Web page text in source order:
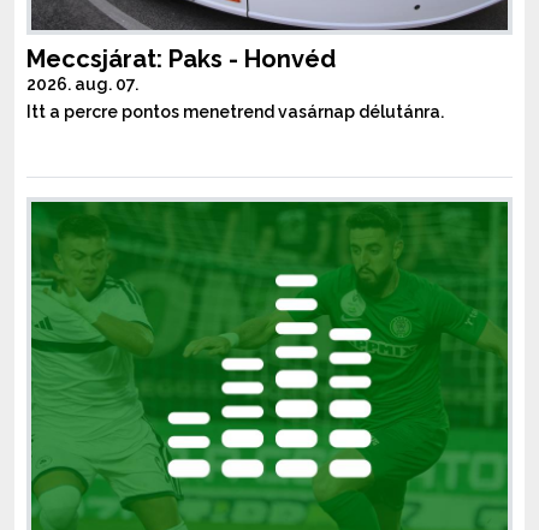
Meccsjárat: Paks - Honvéd
2026. aug. 07.
Itt a percre pontos menetrend vasárnap délutánra.